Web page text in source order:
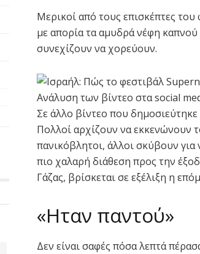
Μερικοί από τους επισκέπτες του
με απορία τα αμυδρά νέφη
συνεχίζουν να χορεύουν.
Σε άλλο βίντεο που
Πολλοί αρχίζουν να εκκενώνουν
πανικόβλητοι, άλλοι σκύβουν
πιο χαλαρή διάθεση προς την
Γάζας, βρίσκεται σε εξέλιξη η
«Ηταν παντού»
Δεν είναι σαφές πόσα λεπτά